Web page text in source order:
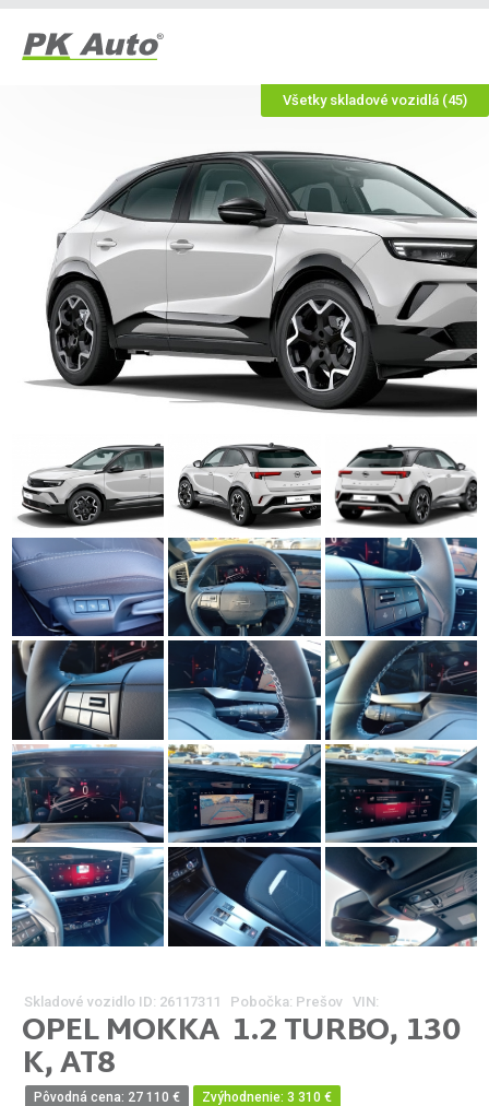
Všetky skladové vozidlá (45)
Skladové vozidlo ID: 26117311 Pobočka: Prešov VIN:
OPELMOKKA 1.2 TURBO, 130
K, AT8
Pôvodná cena: 27 110 € Zvýhodnenie: 3 310 €